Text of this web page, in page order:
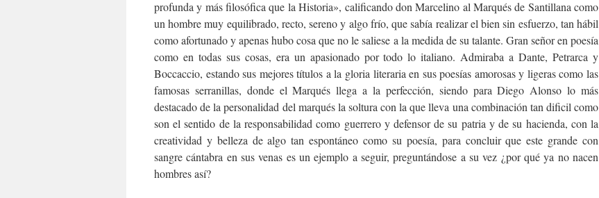
profunda y más filosófica que la Historia», calificando don Marcelino al Marqués de Santillana como
un hombre muy equilibrado, recto, sereno y algo frío, que sabía realizar el bien sin esfuerzo, tan hábil
como afortunado y apenas hubo cosa que no le saliese a la medida de su talante. Gran señor en poesía
como en todas sus cosas, era un apasionado por todo lo italiano. Admiraba a Dante, Petrarca y
Boccaccio, estando sus mejores títulos a la gloria literaria en sus poesías amorosas y ligeras como las
famosas serranillas, donde el Marqués llega a la perfección, siendo para Diego Alonso lo más
destacado de la personalidad del marqués la soltura con la que lleva una combinación tan dificil como
son el sentido de la responsabilidad como guerrero y defensor de su patria y de su hacienda, con la
creatividad y belleza de algo tan espontáneo como su poesía, para concluir que este grande con
sangre cántabra en sus venas es un ejemplo a seguir, preguntándose a su vez ¿por qué ya no nacen
hombres así?